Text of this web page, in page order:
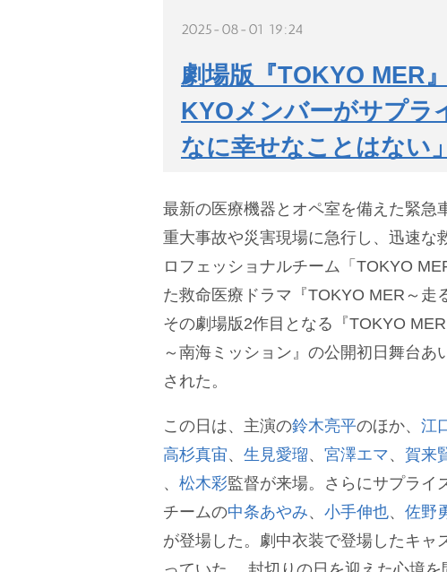
2025-08-01 19:24
劇場版『TOKYO MER
KYOメンバーがサプラ
なに幸せなことはない」
最新の医療機器とオペ室を備えた緊急
重大事故や災害現場に急行し、迅速な
ロフェッショナルチーム「TOKYO
た救命医療ドラマ『TOKYO MER～走
その劇場版2作目となる『TOKYO
～南海ミッション』の公開初日舞台あ
された。
この日は、主演の鈴木亮平のほか、 江
高杉真宙、 生見愛瑠、 宮澤エマ、 賀来
、 松木彩監督が来場。さらにサプライ
チームの中条あやみ、 小手伸也、 佐野
が登場した。劇中衣装で登場したキャ